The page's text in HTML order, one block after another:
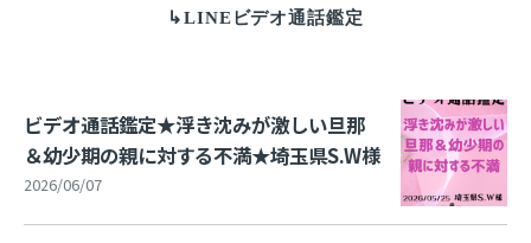
↳LINEビデオ通話鑑定
ビデオ通話鑑定★浮き沈みが激しい旦那
＆幼少期の親に対する不満★埼玉県S.W様
2026/06/07